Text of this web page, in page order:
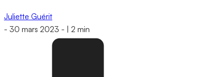
Juliette Guérit
- 30 mars 2023 - 2 min